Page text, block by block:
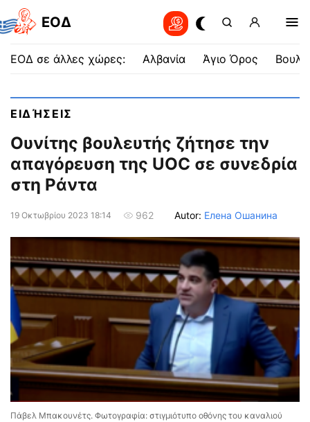
EOΔ
ΕΟΔ σε άλλες χώρες: Αλβανία Άγιο Όρος
ΕΙΔΉΣΕΙΣ
Ουνίτης βουλευτής ζήτησε την
απαγόρευση της UOC σε συνεδρία
στη Ράντα
19 Οκτωβρίου 2023 18:14 962 Autor: Елена Ошанина
Πάβελ Μπακουνέτς. Φωτογραφία: στιγμιότυπο οθόνης του καναλιού